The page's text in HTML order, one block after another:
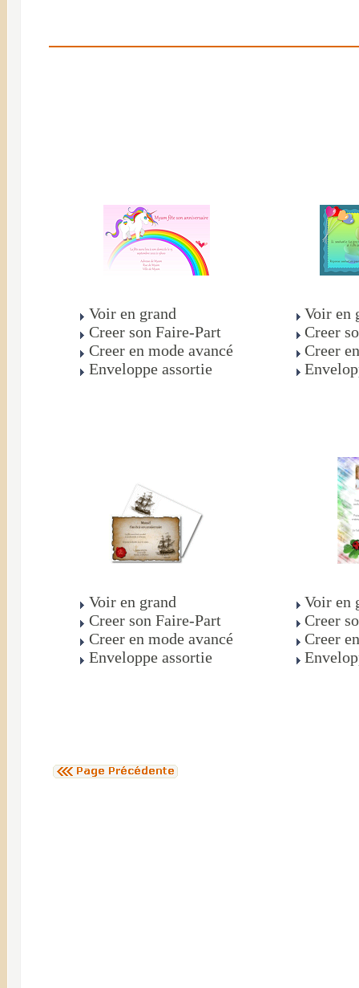
Voir en grand
Creer son Faire-Part
Creer en mode avancé
Enveloppe assortie
Voir en
Creer
Creer
Voir en grand
Creer son Faire-Part
Creer en mode avancé
Enveloppe assortie
Voir en
Creer
Creer